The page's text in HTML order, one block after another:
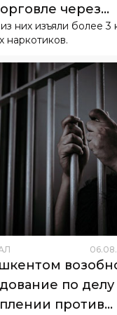
через
них изъяли более 3
наркотиков.
06.08.
по делу
против